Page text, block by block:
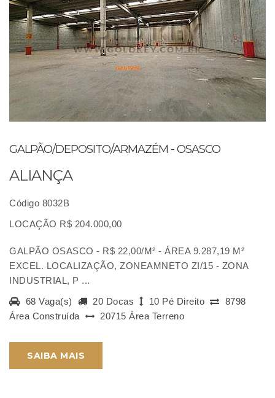
GALPÃO/DEPOSITO/ARMAZÉM - OSASCO
ALIANÇA
Código 8032B
LOCAÇÃO R$ 204.000,00
GALPÃO OSASCO - R$ 22,00/M² - ÁREA 9.287,19 M²
EXCEL. LOCALIZAÇÃO, ZONEAMNETO ZI/15 - ZONA
INDUSTRIAL, P ...
68 Vaga(s)
20 Docas 10 Pé Direito
8798
Área Construída
20715 Área Terreno
SAIBA MAIS